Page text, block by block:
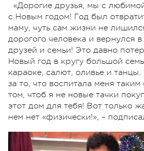
«Дорогие друзья, мы с
с Новым годом! Год был
маму, чуть сам жизни не
дорогого человека и вернулся
друзей и семьи! Это давно
Новый год в кругу большой
караоке, салют, оливье и
за то, что воспитала меня таким
том, чтоб я не новые тачки
этот дом для тебя! Вот только
нем нет «физически!», –